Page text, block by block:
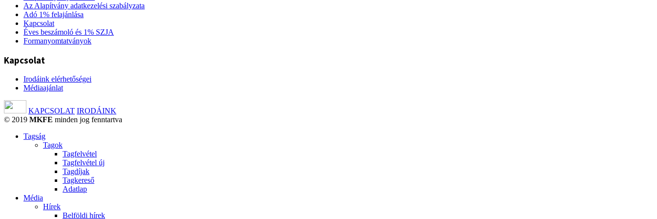
Az Alapítvány adatkezelési szabályzata
Adó 1% felajánlása
Kapcsolat
Éves beszámoló és 1% SZJA
Formanyomtatványok
Kapcsolat
Irodáink elérhetőségei
Médiaajánlat
KAPCSOLAT IRODÁINK
© 2019 MKFE minden jog fenntartva
Tagság
Tagok
Tagfelvétel
Tagfelvétel új
Tagdíjak
Tagkereső
Adatlap
Média
Hírek
Belföldi hírek